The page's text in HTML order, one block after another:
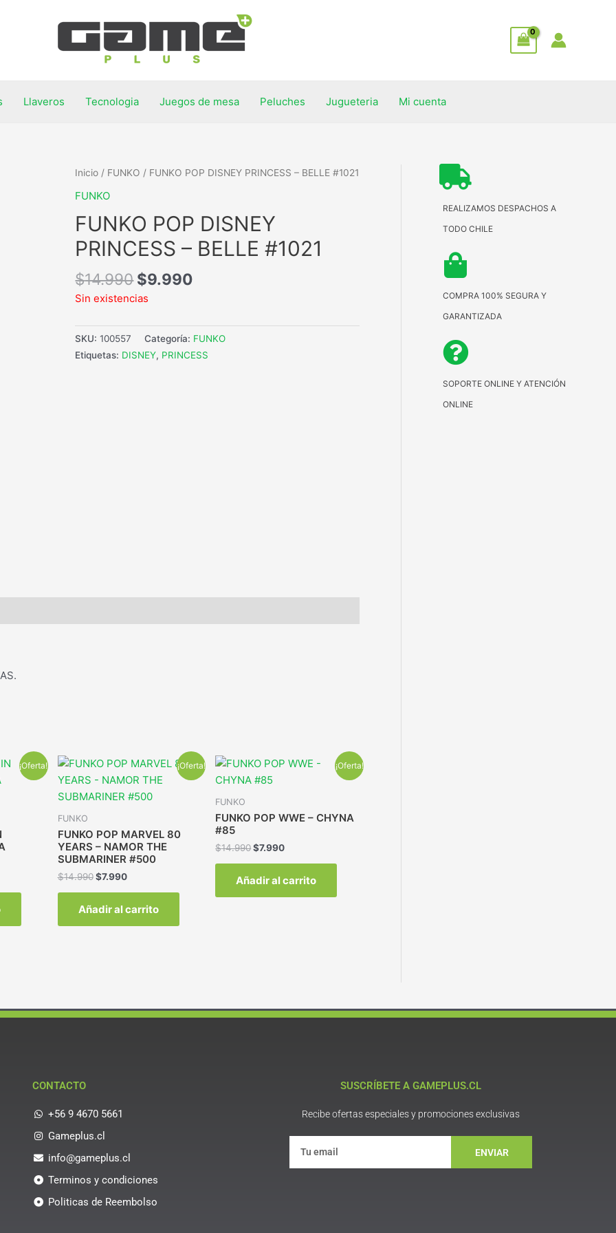
Llaveros Tecnologia Juegos de mesa Peluches Jugueteria Mi cuenta
Inicio / FUNKO / FUNKO POP DISNEY PRINCESS – BELLE #1021
FUNKO
FUNKO POP DISNEY
PRINCESS – BELLE #1021
$14.990 $9.990
Sin existencias
SKU:100557 Categoría: FUNKO
Etiquetas: DISNEY, PRINCESS
¡Oferta! ¡Oferta!
FUNKO
FUNKO POP MARVEL 80
YEARS – NAMOR THE
SUBMARINER #500
$14.990 $7.990
Añadir al carrito
¡Oferta!
FUNKO
FUNKO POP WWE – CHYNA
#85
$14.990 $7.990
Añadir al carrito
REALIZAMOS DESPACHOS A
TODO CHILE
COMPRA 100% SEGURA Y
GARANTIZADA
SOPORTE ONLINE Y ATENCIÓN
ONLINE
CONTACTO
+56 9 4670 5661
Gameplus.cl
info@gameplus.cl
Terminos y condiciones
Politicas de Reembolso
SUSCRÍBETE A GAMEPLUS.CL
Recibe ofertas especiales y promociones exclusivas
ENVIAR